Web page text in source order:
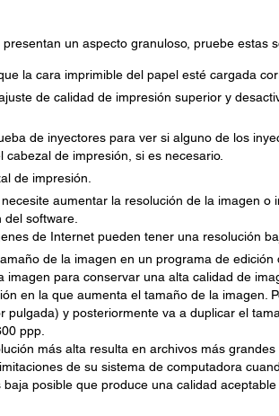
un aspecto granuloso, pruebe estas
la cara imprimible del papel esté cargada
de calidad de impresión superior y
de inyectores para ver si alguno de los
cabezal de impresión, si es necesario.
de impresión.
aumentar la resolución de la imagen
software.
de Internet pueden tener una resolución
de la imagen en un programa de
imagen para conservar una alta calidad de
en la que aumenta el tamaño de la imagen.
pulgada) y posteriormente va a duplicar el
ppp.
más alta resulta en archivos más
de su sistema de computadora
baja posible que produce una calidad